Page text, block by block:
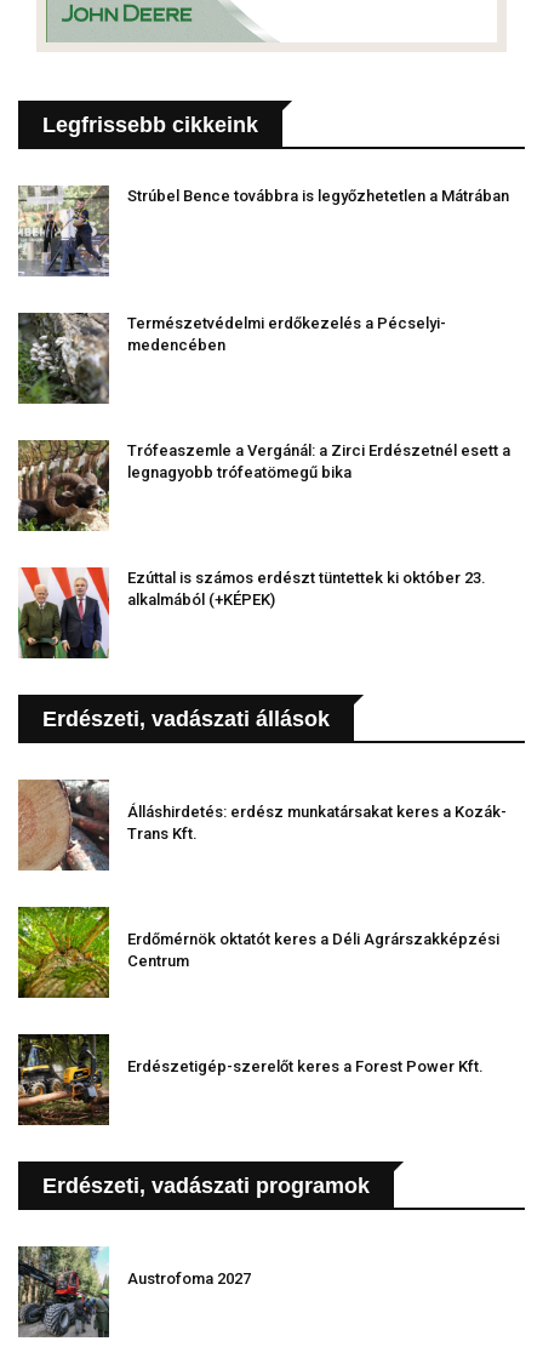
Legfrissebb cikkeink
Strúbel Bence továbbra is legyőzhetetlen a Mátrában
Természetvédelmi erdőkezelés a Pécselyi-
medencében
Trófeaszemle a Vergánál: a Zirci Erdészetnél esett a
legnagyobb trófeatömegű bika
Ezúttal is számos erdészt tüntettek ki október 23.
alkalmából (+KÉPEK)
Erdészeti, vadászati állások
Álláshirdetés: erdész munkatársakat keres a Kozák-
Trans Kft.
Erdőmérnök oktatót keres a Déli Agrárszakképzési
Centrum
Erdészetigép-szerelőt keres a Forest Power Kft.
Erdészeti, vadászati programok
Austrofoma 2027